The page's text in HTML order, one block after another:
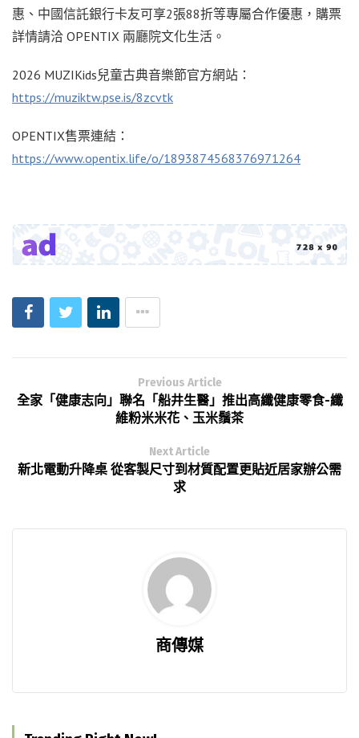
惠、中國信託銀行卡友可享2張88折等專屬合作優惠，購票
詳情請洽 OPENTIX 兩廳院文化生活。
2026 MUZIKids兒童古典音樂節官方網站：
https://muziktw.pse.is/8zcvtk
OPENTIX售票連結：
https://www.opentix.life/o/1893874568376971264
Previous Article
全家「健康志向」聯名「船井生醫」推出高纖健康零食-纖
維粉米米花、玉米鬚茶
Next Article
新北電動升降桌 從客製尺寸到材質配置更貼近居家辦公需
求
商傳媒